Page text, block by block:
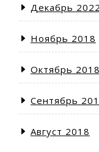
Декабрь 2022
Ноябрь 2018
Октябрь 2018
Сентябрь
Август 2018